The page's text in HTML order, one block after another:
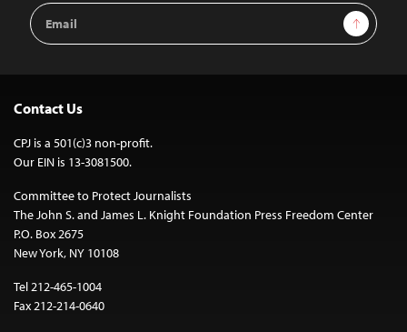
Email
Address
Sign Up
Contact Us
CPJ is a 501(c)3 non-profit.
Our EIN is 13-3081500.
Committee to Protect Journalists
The John S. and James L. Knight Foundation Press Freedom Center
P.O. Box 2675
New York, NY 10108
Tel 212-465-1004
Fax 212-214-0640